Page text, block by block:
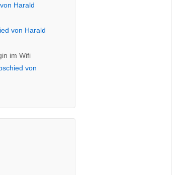
Harald
von Harald
im Wifi
von